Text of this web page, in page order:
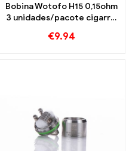
Bobina Wotofo H15 0,15ohm
3 unidades/pacote cigarro
Personalizado
€9.94